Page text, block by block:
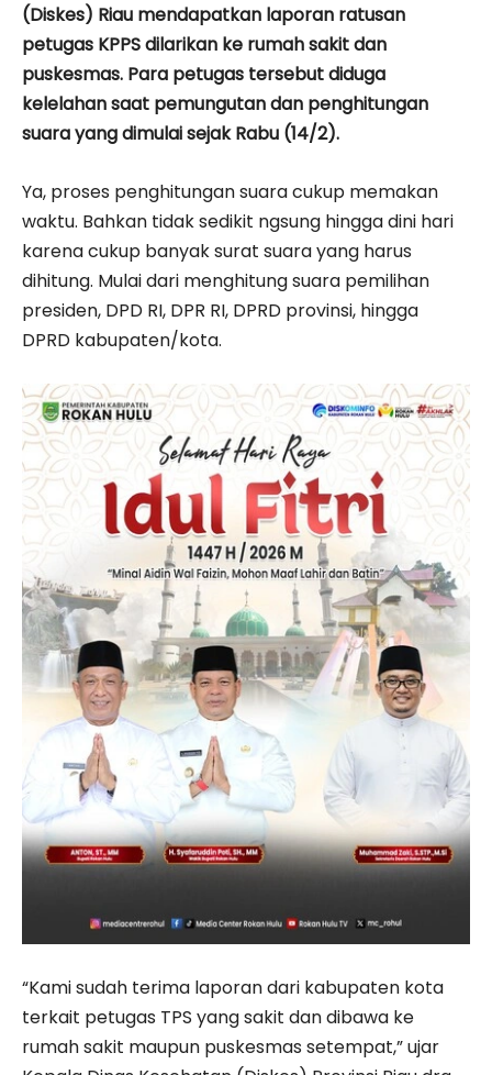
(Diskes) Riau mendapatkan laporan ratusan
petugas KPPS dilarikan ke rumah sakit dan
puskesmas. Para petugas tersebut diduga
kelelahan saat pemungutan dan penghitungan
suara yang dimulai sejak Rabu (14/2).
Ya, proses penghitungan suara cukup memakan
waktu. Bahkan tidak sedikit ngsung hingga dini hari
karena cukup banyak surat suara yang harus
dihitung. Mulai dari menghitung suara pemilihan
presiden, DPD RI, DPR RI, DPRD provinsi, hingga
DPRD kabupaten/kota.
“Kami sudah terima laporan dari kabupaten kota
terkait petugas TPS yang sakit dan dibawa ke
rumah sakit maupun puskesmas setempat,” ujar